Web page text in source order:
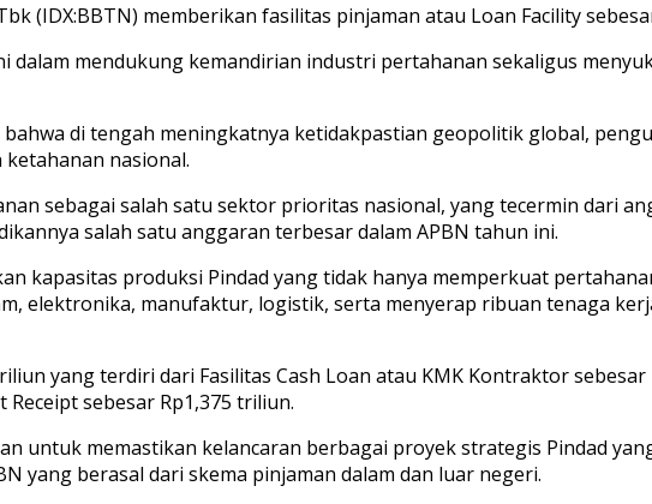
(IDX:BBTN) memberikan fasilitas pinjaman atau Loan Facility
dalam mendukung kemandirian industri pertahanan sekaligus
di tengah meningkatnya ketidakpastian geopolitik global,
nasional.
sebagai salah satu sektor prioritas nasional, yang tecermin dari
salah satu anggaran terbesar dalam APBN tahun ini.
kapasitas produksi Pindad yang tidak hanya memperkuat
elektronika, manufaktur, logistik, serta menyerap ribuan tenaga
yang terdiri dari Fasilitas Cash Loan atau KMK Kontraktor
sebesar Rp1,375 triliun.
untuk memastikan kelancaran berbagai proyek strategis Pindad
yang berasal dari skema pinjaman dalam dan luar negeri.